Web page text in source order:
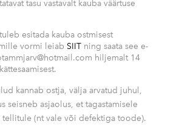
tasu vastavalt kauba väärtuse
esitada kauba ostmisest
vormi leiab SIIT ning saata see e-
hiljemalt 14
kannab ostja, välja arvatud juhul,
seisneb asjaolus, et tagastamisele
tellitule (nt vale või defektiga toode).